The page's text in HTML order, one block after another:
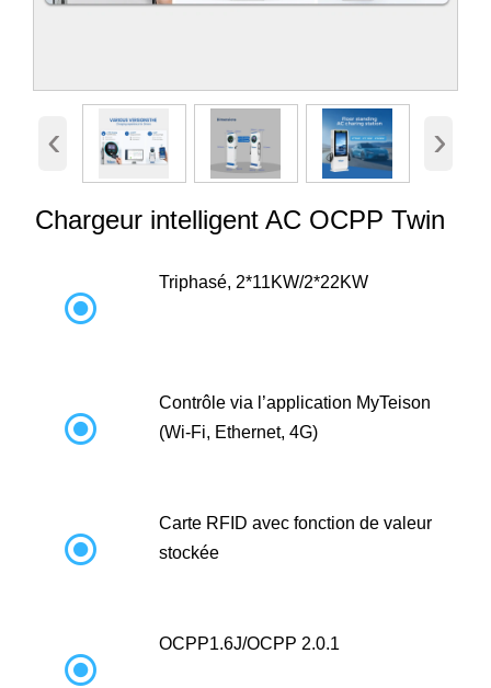
‹ ›
Chargeur intelligent AC OCPP Twin

Triphasé, 2*11KW/2*22KW

Contrôle via l’application MyTeison
(Wi-Fi, Ethernet, 4G)

Carte RFID avec fonction de valeur
stockée

OCPP1.6J/OCPP 2.0.1